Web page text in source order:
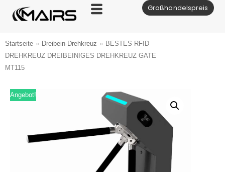
Zum
Inhalt
Großhandelspreis
Startseite » Dreibein-Drehkreuz » BESTES RFID
DREHKREUZ DREIBEINIGES DREHKREUZ GATE
MT115
Angebot!